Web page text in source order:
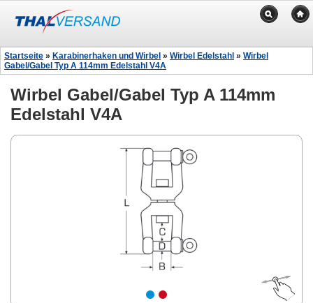
Startseite » Karabinerhaken und Wirbel » Wirbel Edelstahl » Wirbel
Gabel/Gabel Typ A 114mm Edelstahl V4A
Wirbel Gabel/Gabel Typ A 114mm
Edelstahl V4A